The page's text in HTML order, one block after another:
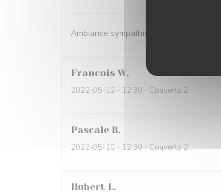
Ambiance sympathique,un cabillaud
Francois W
2022-05-12 - 12:30 - Couverts 2
Pascale B
2022-05-10 - 12:30 - Couverts 2
Hubert L